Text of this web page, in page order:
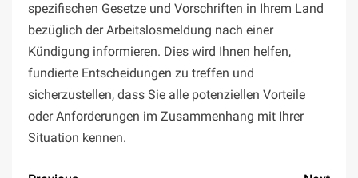
spezifischen Gesetze und Vorschriften in Ihrem Land
bezüglich der Arbeitslosmeldung nach einer
Kündigung informieren. Dies wird Ihnen helfen,
fundierte Entscheidungen zu treffen und
sicherzustellen, dass Sie alle potenziellen Vorteile
oder Anforderungen im Zusammenhang mit Ihrer
Situation kennen.